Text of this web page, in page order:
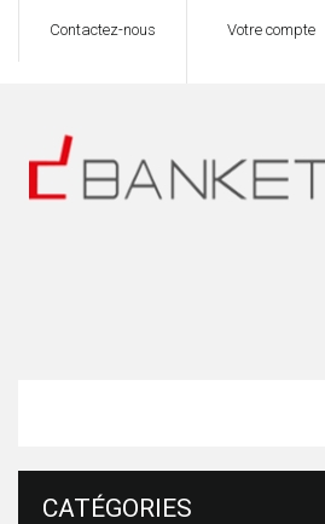
Votre compte
Contactez-nous
CATÉGORIES